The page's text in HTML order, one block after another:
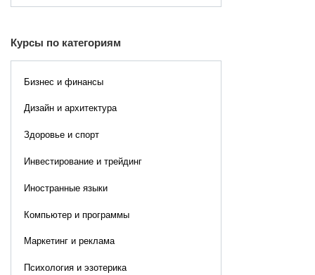
Курсы по категориям
Бизнес и финансы
Дизайн и архитектура
Здоровье и спорт
Инвестирование и трейдинг
Иностранные языки
Компьютер и программы
Маркетинг и реклама
Психология и эзотерика